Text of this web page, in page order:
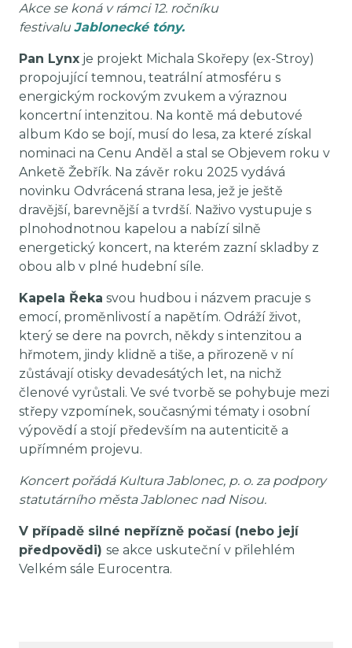
Akce se koná v rámci 12. ročníku
festivalu Jablonecké tóny.
Pan Lynx je projekt Michala Skořepy (ex-Stroy)
propojující temnou, teatrální atmosféru s
energickým rockovým zvukem a výraznou
koncertní intenzitou. Na kontě má debutové
album Kdo se bojí, musí do lesa, za které získal
nominaci na Cenu Anděl a stal se Objevem roku v
Anketě Žebřík. Na závěr roku 2025 vydává
novinku Odvrácená strana lesa, jež je ještě
dravější, barevnější a tvrdší. Naživo vystupuje s
plnohodnotnou kapelou a nabízí silně
energetický koncert, na kterém zazní skladby z
obou alb v plné hudební síle.
Kapela Řeka svou hudbou i názvem pracuje s
emocí, proměnlivostí a napětím. Odráží život,
který se dere na povrch, někdy s intenzitou a
hřmotem, jindy klidně a tiše, a přirozeně v ní
zůstávají otisky devadesátých let, na nichž
členové vyrůstali. Ve své tvorbě se pohybuje mezi
střepy vzpomínek, současnými tématy i osobní
výpovědí a stojí především na autenticitě a
upřímném projevu.
Koncert pořádá Kultura Jablonec, p. o. za podpory
statutárního města Jablonec nad Nisou.
V případě silné nepřízně počasí (nebo její
předpovědi) se akce uskuteční v přilehlém
Velkém sále Eurocentra.